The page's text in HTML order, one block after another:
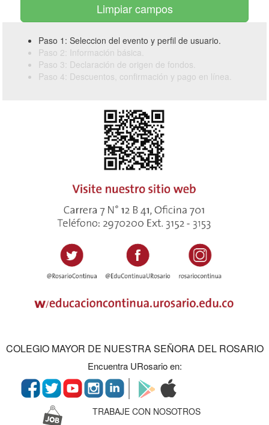
Limpiar campos
Paso 1: Seleccion del evento y perfil de usuario.
Paso 2: Información básica.
Paso 3: Declaración de origen de fondos.
Paso 4: Descuentos, confirmación y pago en línea.
COLEGIO MAYOR DE NUESTRA SEÑORA DEL ROSARIO
Encuentra URosario en:
TRABAJE CON NOSOTROS